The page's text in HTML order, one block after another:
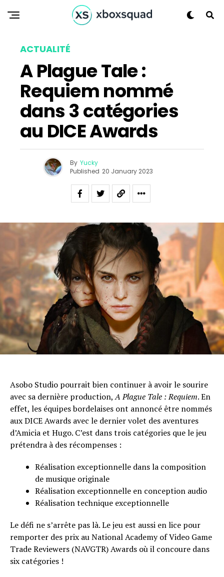
ACTUALITÉ
A Plague Tale :
Requiem nommé
dans 3 catégories
au DICE Awards
By Yucky
Published 20 January 2023
Asobo Studio pourrait bien continuer à avoir le sourire
avec sa dernière production,A Plague Tale : Requiem. En
effet, les équipes bordelaises ont annoncé être nommés
aux DICE Awards avec le dernier volet des aventures
d’Amicia et Hugo. C’est dans trois catégories que le jeu
prétendra à des récompenses :
Réalisation exceptionnelle dans la composition
de musique originale
Réalisation exceptionnelle en conception audio
Réalisation technique exceptionnelle
Le défi ne s’arrête pas là. Le jeu est aussi en lice pour
remporter des prix au National Academy of Video Game
Trade Reviewers (NAVGTR) Awards où il concoure dans
six catégories !
Flipboard
Reddit
Whatsapp
Email